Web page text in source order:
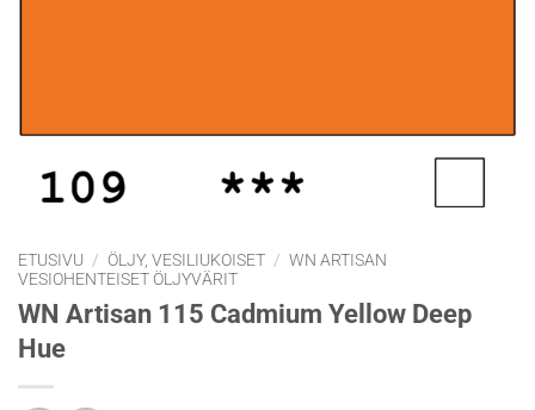
ETUSIVU / ÖLJY, VESILIUKOISET / WN ARTISAN
VESIOHENTEISET ÖLJYVÄRIT
WN Artisan 115 Cadmium Yellow Deep
Hue